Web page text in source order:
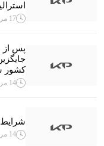
17 مرداد 1405
پس از
کشور
14 مرداد 1405
شرایط
14 مرداد 1405